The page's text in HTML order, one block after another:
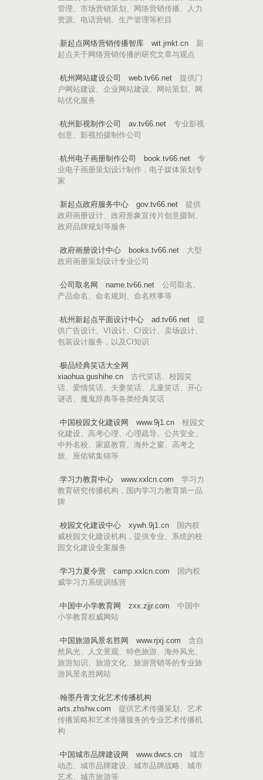
管理、市场营销策划、网络营销传播、人力
资源、电话营销、生产管理等栏目
·新起点网络营销传播智库 wit.jmkt.cn 新
起点关于网络营销传播的研究文章与观点
·杭州网站建设公司 web.tv66.net 提供门
户网站建设、企业网站建设、网站策划、网
站优化服务
·杭州影视制作公司 av.tv66.net 专业影视
创意、影视拍摄制作公司
·杭州电子画册制作公司 book.tv66.net 专
业电子画册策划设计制作，电子媒体策划专
家
·新起点政府服务中心 gov.tv66.net 提供
政府画册设计、政府形象宣传片创意摄制、
政府品牌规划等服务
·政府画册设计中心 books.tv66.net 大型
政府画册策划设计专业公司
·公司取名网 name.tv66.net 公司取名、
产品命名、命名规则、命名秩事等
·杭州新起点平面设计中心 ad.tv66.net 提
供广告设计、VI设计、CI设计、卖场设计、
包装设计服务，以及CI知识
·极品经典笑话大全网
xiaohua.gushihe.cn 古代笑话、校园笑
话、爱情笑话、夫妻笑话、儿童笑话、开心
谜语、魔鬼辞典等各类经典笑话
·中国校园文化建设网 www.9j1.cn 校园文
化建设、高考心理、心理疏导、公共安全、
中外名校、家庭教育、海外之窗、高考之
旅、座佑铭集锦等
·学习力教育中心 www.xxlcn.com 学习力
教育研究传播机构，国内学习力教育第一品
牌
·校园文化建设中心 xywh.9j1.cn 国内权
威校园文化建设机构，提供专业、系统的校
园文化建设全案服务
·学习力夏令营 camp.xxlcn.com 国内权
威学习力系统训练营
·中国中小学教育网 zxx.zjjr.com 中国中
小学教育权威网站
·中国旅游风景名胜网 www.rjxj.com 含自
然风光、人文景观、特色旅游、海外风光、
旅游知识、旅游文化、旅游营销等的专业旅
游风景名胜网站
·翰墨丹青文化艺术传播机构
arts.zhshw.com 提供艺术传播策划、艺术
传播策略和艺术传播服务的专业艺术传播机
构
·中国城市品牌建设网 www.dwcs.cn 城市
动态、城市品牌建设、城市品牌战略、城市
艺术、城市旅游等